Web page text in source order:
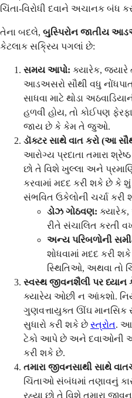
ચિંતા-વિરોધી દવાને અચાનક બંધ
તેના બદલે, બુસ્પિરોન જાતીય
કેટલાક સક્રિય પગલાં છે:
સમય આપો: ક્યારેક, જ્યારે
આડઅસરો સૌથી વધુ
સાધવા માટે થોડા
હળવી હોય, તો કોઈપણ
જાય છે કે કેમ તે જુઓ.
ડૉક્ટર સાથે વાત કરો (આ
આરોગ્ય પ્રદાતા તમારા
છો તે વિશે ખુલ્લા અને
કરવામાં મદદ કરી શકે છે કે
સંભવિત ઉકેલોની ચર્ચા
ડોઝ ગોઠવણ:
રીતે સંચાલિત કરતી
અન્ય પરિબળોની
શોધવામાં મદદ કરી
સ્થિતિઓ, અથવા તો
સ્વસ્થ જીવનશૈલી પર ધ્યાન
ક્યારેય ઓછી ન આંકશો.
ગુણવત્તાયુક્ત ઊંઘ માનસિક
સુધારો કરી શકે છે સ્ત્રોત. આ
ટેકો આપે છે અને દવાઓની
કરી શકે છે.
તમારા જીવનસાથી સાથે
ચિંતાઓ સંબંધમાં તણાવનું
રહ્યા છો તે વિશે તમારા